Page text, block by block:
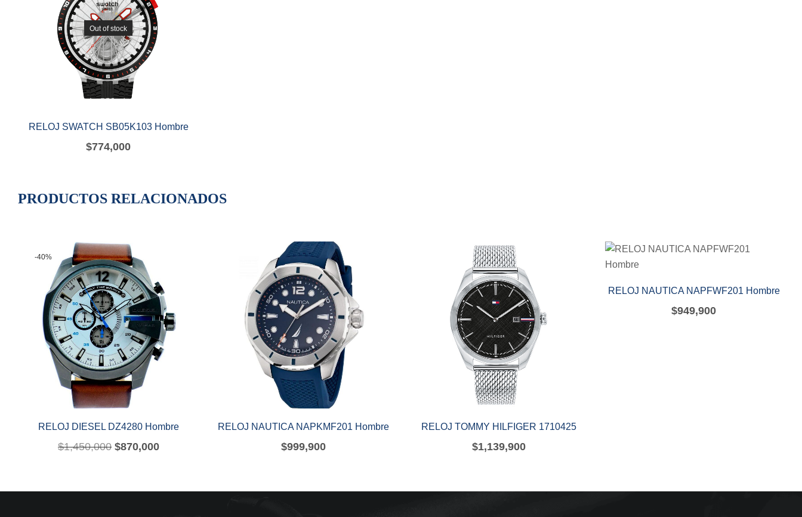
Out of stock
RELOJ SWATCH SB05K103 Hombre
$774,000
PRODUCTOS RELACIONADOS
-40%
RELOJ DIESEL DZ4280 Hombre
$1,450,000 $870,000
RELOJ NAUTICA NAPKMF201 Hombre
$999,900
RELOJ TOMMY HILFIGER 1710425
$1,139,900
RELOJ NAUTICA NAPFWF201 Hombre
$949,900